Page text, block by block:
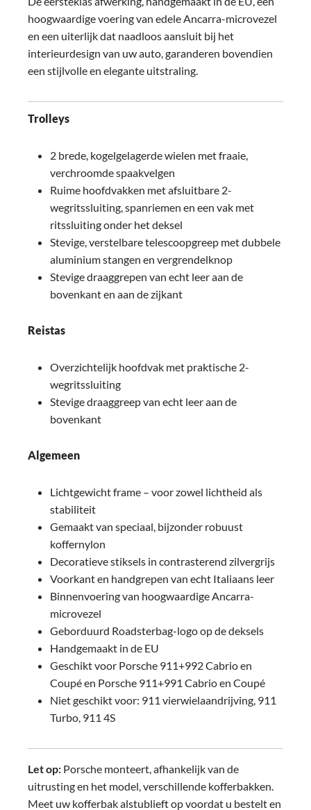
hoogwaardige voering van edele Ancarra-microvezel
en een uiterlijk dat naadloos aansluit bij het
interieurdesign van uw auto, garanderen bovendien
een stijlvolle en elegante uitstraling.
Trolleys
2 brede, kogelgelagerde wielen met fraaie,
verchroomde spaakvelgen
Ruime hoofdvakken met afsluitbare 2-
wegritssluiting, spanriemen en een vak met
ritssluiting onder het deksel
Stevige, verstelbare telescoopgreep met dubbele
aluminium stangen en vergrendelknop
Stevige draaggrepen van echt leer aan de
bovenkant en aan de zijkant
Reistas
Overzichtelijk hoofdvak met praktische 2-
wegritssluiting
Stevige draaggreep van echt leer aan de
bovenkant
Algemeen
Lichtgewicht frame – voor zowel lichtheid als
stabiliteit
Gemaakt van speciaal, bijzonder robuust
koffernylon
Decoratieve stiksels in contrasterend zilvergrijs
Voorkant en handgrepen van echt Italiaans leer
Binnenvoering van hoogwaardige Ancarra-
microvezel
Geborduurd Roadsterbag-logo op de deksels
Handgemaakt in de EU
Geschikt voor Porsche 911+992 Cabrio en
Coupé en Porsche 911+991 Cabrio en Coupé
Niet geschikt voor: 911 vierwielaandrijving, 911
Turbo, 911 4S
Let op: Porsche monteert, afhankelijk van de
uitrusting en het model, verschillende kofferbakken.
Meet uw kofferbak alstublieft op voordat u bestelt en